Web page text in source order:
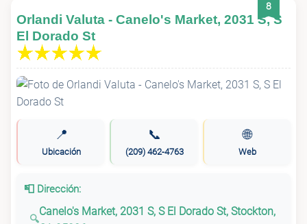
8
Orlandi Valuta - Canelo's Market, 2031 S, S
El Dorado St
📍
Ubicación
📞
(209) 462-4763
🌐
Web
📮 Dirección:
Canelo's Market, 2031 S, S El Dorado St, Stockton,